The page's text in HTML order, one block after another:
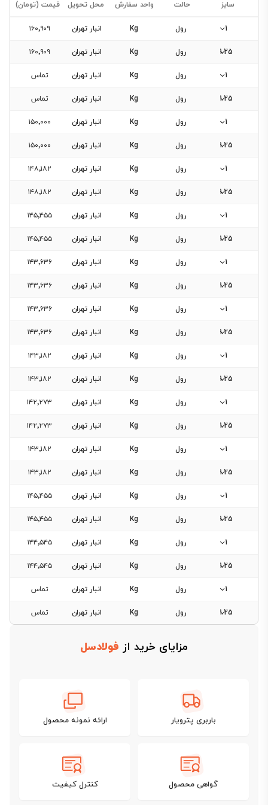
فیلتر
برای
دسته‌بندی
ندارد.
سایز حالت واحد سفارش محل تحویل قیمت (تومان)
1 رول Kg انبار تهران ۱۶۰٬۹۰۹
1.25 رول Kg انبار تهران ۱۶۰٬۹۰۹
1 رول Kg انبار تهران تماس
1.25 رول Kg انبار تهران تماس
1 رول Kg انبار تهران ۱۵۰٬۰۰۰
1.25 رول Kg انبار تهران ۱۵۰٬۰۰۰
1 رول Kg انبار تهران ۱۴۸٬۱۸۲
1.25 رول Kg انبار تهران ۱۴۸٬۱۸۲
1 رول Kg انبار تهران ۱۴۵٬۴۵۵
1.25 رول Kg انبار تهران ۱۴۵٬۴۵۵
1 رول Kg انبار تهران ۱۴۳٬۶۳۶
1.25 رول Kg انبار تهران ۱۴۳٬۶۳۶
1 رول Kg انبار تهران ۱۴۳٬۶۳۶
1.25 رول Kg انبار تهران ۱۴۳٬۶۳۶
1 رول Kg انبار تهران ۱۴۳٬۱۸۲
1.25 رول Kg انبار تهران ۱۴۳٬۱۸۲
1 رول Kg انبار تهران ۱۴۲٬۲۷۳
1.25 رول Kg انبار تهران ۱۴۲٬۲۷۳
1 رول Kg انبار تهران ۱۴۳٬۱۸۲
1.25 رول Kg انبار تهران ۱۴۳٬۱۸۲
1 رول Kg انبار تهران ۱۴۵٬۴۵۵
1.25 رول Kg انبار تهران ۱۴۵٬۴۵۵
1 رول Kg انبار تهران ۱۴۴٬۵۴۵
1.25 رول Kg انبار تهران ۱۴۴٬۵۴۵
1 رول Kg انبار تهران تماس
1.25 رول Kg انبار تهران تماس
مزایای خرید از فولادسل
باربری پترویار ارائه نمونه محصول
گواهی محصول کنترل کیفیت